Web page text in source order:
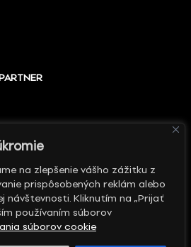
na zlepšenie vášho zážitku z
prispôsobených reklám alebo
návštevnosti. Kliknutím na „Prijať
používaním súborov
súborov cookie
centrum dizajnu, Všetky